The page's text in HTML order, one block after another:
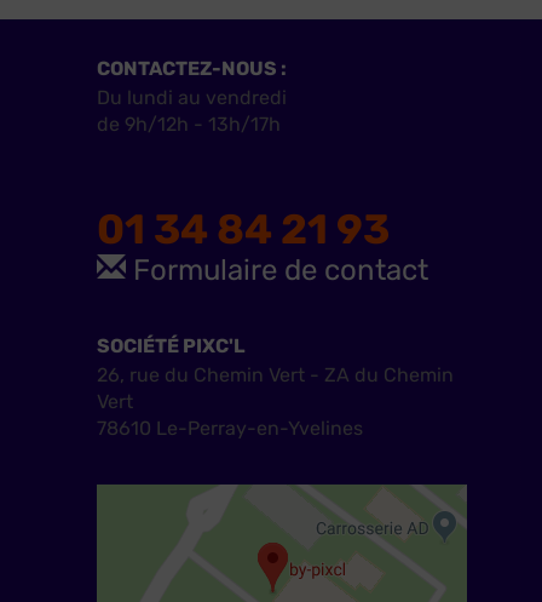
CONTACTEZ-NOUS :
Du lundi au vendredi
de 9h/12h - 13h/17h
01 34 84 21 93
Formulaire de contact
SOCIÉTÉ PIXC'L
26, rue du Chemin Vert - ZA du Chemin
Vert
78610 Le-Perray-en-Yvelines